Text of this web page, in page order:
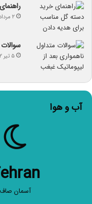
۲ مرداد ۱۴۰۲
۵ تیر ۱۴۰۲
آب و هوا
آسمان صاف